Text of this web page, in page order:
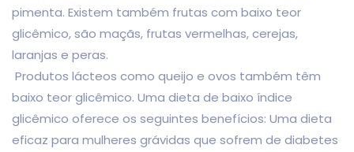
pimenta. Existem também frutas com baixo teor
glicêmico, são maçãs, frutas vermelhas, cerejas,
laranjas e peras.
Produtos lácteos como queijo e ovos também têm
baixo teor glicêmico. Uma dieta de baixo índice
glicêmico oferece os seguintes benefícios: Uma dieta
eficaz para mulheres grávidas que sofrem de diabetes